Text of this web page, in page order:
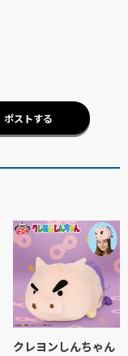
ポストする
クレヨンしんちゃん